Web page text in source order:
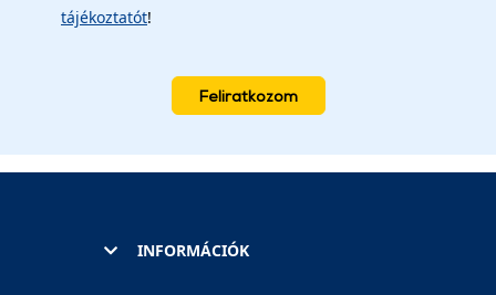
tájékoztatót!
Feliratkozom
INFORMÁCIÓK